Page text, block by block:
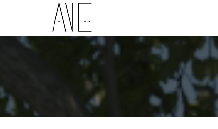
AVE Espacios
Diseño arquitectónico por Yolanda Arango